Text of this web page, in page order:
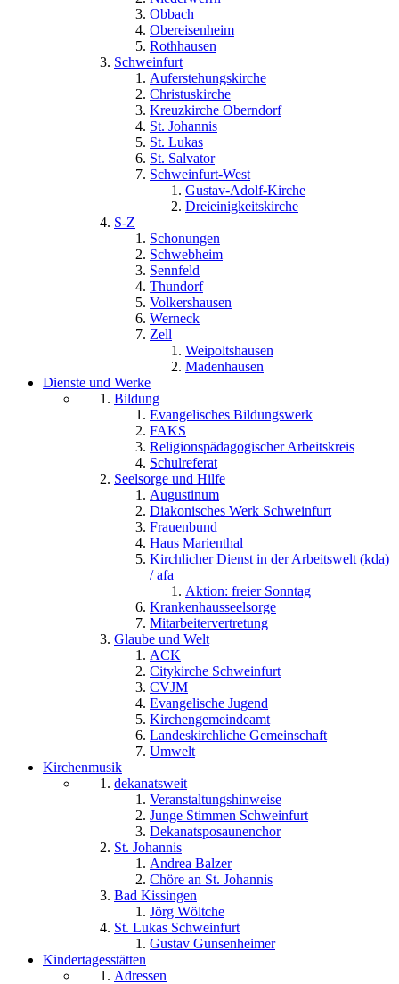
Obbach
Obereisenheim
Rothhausen
Schweinfurt
Auferstehungskirche
Christuskirche
Kreuzkirche Oberndorf
St. Johannis
St. Lukas
St. Salvator
Schweinfurt-West
Gustav-Adolf-Kirche
Dreieinigkeitskirche
S-Z
Schonungen
Schwebheim
Sennfeld
Thundorf
Volkershausen
Werneck
Zell
Weipoltshausen
Madenhausen
Dienste und Werke
Bildung
Evangelisches Bildungswerk
FAKS
Religionspädagogischer Arbeitskreis
Schulreferat
Seelsorge und Hilfe
Augustinum
Diakonisches Werk Schweinfurt
Frauenbund
Haus Marienthal
Kirchlicher Dienst in der Arbeitswelt (kda)
/ afa
Aktion: freier Sonntag
Krankenhausseelsorge
Mitarbeitervertretung
Glaube und Welt
ACK
Citykirche Schweinfurt
CVJM
Evangelische Jugend
Kirchengemeindeamt
Landeskirchliche Gemeinschaft
Umwelt
Kirchenmusik
dekanatsweit
Veranstaltungshinweise
Junge Stimmen Schweinfurt
Dekanatsposaunenchor
St. Johannis
Andrea Balzer
Chöre an St. Johannis
Bad Kissingen
Jörg Wöltche
St. Lukas Schweinfurt
Gustav Gunsenheimer
Kindertagesstätten
Adressen